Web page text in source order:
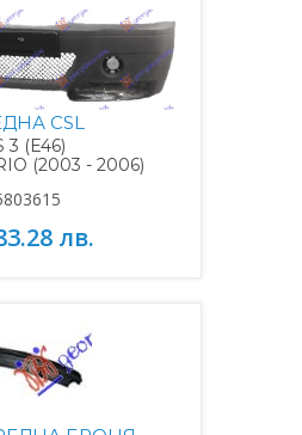
CSL
3 (E46)
(2003 - 2006)
лв.